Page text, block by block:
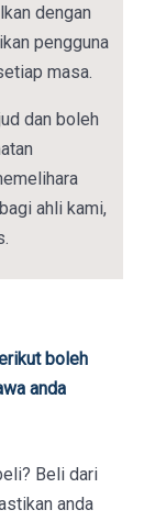
dengan
pengguna
masa.
dan boleh
ahli kami,
boleh
anda
Beli dari
anda